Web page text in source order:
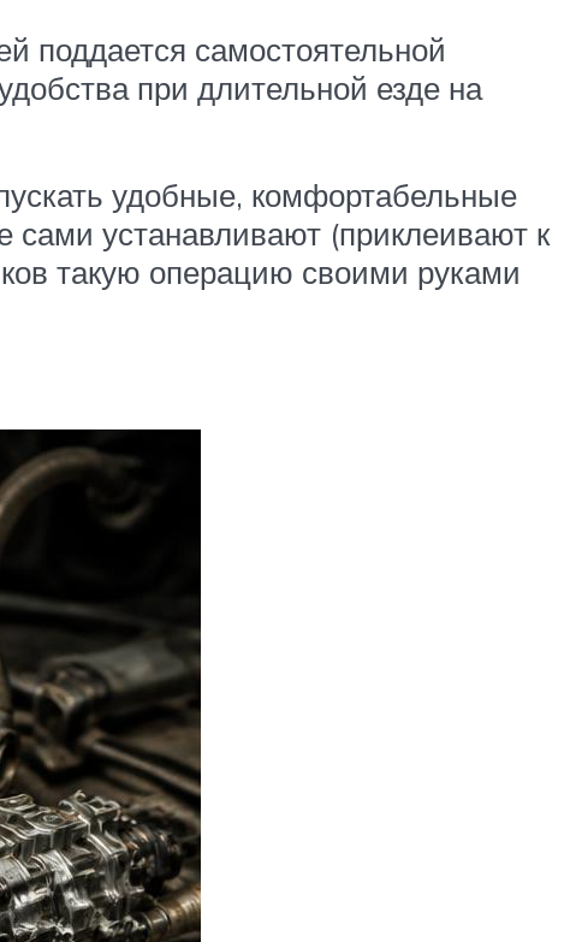
поддается самостоятельной
при длительной езде на
удобные, комфортабельные
устанавливают (приклеивают к
такую операцию своими руками